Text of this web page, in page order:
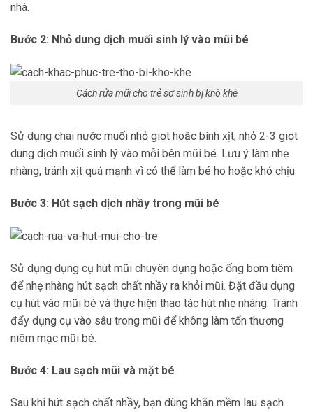
nhà.
Bước 2: Nhỏ dung dịch muối sinh lý vào mũi bé
Cách rửa mũi cho trẻ sơ sinh bị khò khè
Sử dụng chai nước muối nhỏ giọt hoặc bình xịt, nhỏ 2-3 giọt
dung dịch muối sinh lý vào mỗi bên mũi bé. Lưu ý làm nhẹ
nhàng, tránh xịt quá mạnh vì có thể làm bé ho hoặc khó chịu.
Bước 3: Hút sạch dịch nhầy trong mũi bé
Sử dụng dụng cụ hút mũi chuyên dụng hoặc ống bơm tiêm
để nhẹ nhàng hút sạch chất nhầy ra khỏi mũi. Đặt đầu dụng
cụ hút vào mũi bé và thực hiện thao tác hút nhẹ nhàng. Tránh
đẩy dụng cụ vào sâu trong mũi để không làm tổn thương
niêm mạc mũi bé.
Bước 4: Lau sạch mũi và mặt bé
Sau khi hút sạch chất nhầy, bạn dùng khăn mềm lau sạch